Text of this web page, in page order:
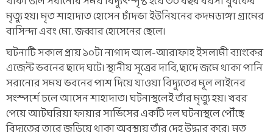
মৃত্যু হয়। মৃত শাহাদাত হোসেন চাঁদভা ইউনিয়নের কদমডাঙ্গা গ্রামের
বাসিন্দা এবং মো. জব্বার হোসেনের ছেলে।
ঘটনাটি সকাল প্রায় ১০টা নাগাদ আল-আরাফাহ ইসলামী ব্যাংকের
এজেন্ট ভবনের ছাদে ঘটে। স্থানীয় সূত্রের দাবি, ছাদে জমে থাকা পানি
সরানোর সময় ভবনের পাশ দিয়ে যাওয়া বিদ্যুতের মূল লাইনের
সংস্পর্শে চলে আসেন শাহাদাত। ঘটনাস্থলেই তাঁর মৃত্যু হয়। খবর
পেয়ে আটঘরিয়া ফায়ার সার্ভিসের একটি দল ঘটনাস্থলে পৌঁছে